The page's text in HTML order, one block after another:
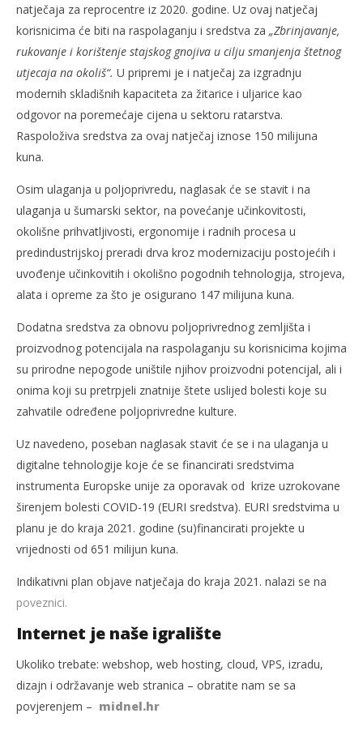
natječaja za reprocentre iz 2020. godine. Uz ovaj natječaj
korisnicima će biti na raspolaganju i sredstva za „Zbrinjavanje,
rukovanje i korištenje stajskog gnojiva u cilju smanjenja štetnog
utjecaja na okoliš“. U pripremi je i natječaj za izgradnju
modernih skladišnih kapaciteta za žitarice i uljarice kao
odgovor na poremećaje cijena u sektoru ratarstva.
Raspoloživa sredstva za ovaj natječaj iznose 150 milijuna
kuna.
Osim ulaganja u poljoprivredu, naglasak će se stavit i na
ulaganja u šumarski sektor, na povećanje učinkovitosti,
okolišne prihvatljivosti, ergonomije i radnih procesa u
predindustrijskoj preradi drva kroz modernizaciju postojećih i
uvođenje učinkovitih i okolišno pogodnih tehnologija, strojeva,
alata i opreme za što je osigurano 147 milijuna kuna.
Dodatna sredstva za obnovu poljoprivrednog zemljišta i
proizvodnog potencijala na raspolaganju su korisnicima kojima
su prirodne nepogode uništile njihov proizvodni potencijal, ali i
onima koji su pretrpjeli znatnije štete uslijed bolesti koje su
zahvatile određene poljoprivredne kulture.
Uz navedeno, poseban naglasak stavit će se i na ulaganja u
digitalne tehnologije koje će se financirati sredstvima
instrumenta Europske unije za oporavak od krize uzrokovane
širenjem bolesti COVID-19 (EURI sredstva). EURI sredstvima u
planu je do kraja 2021. godine (su)financirati projekte u
vrijednosti od 651 milijun kuna.
Indikativni plan objave natječaja do kraja 2021. nalazi se na
poveznici.
Internet je naše igralište
Ukoliko trebate: webshop, web hosting, cloud, VPS, izradu,
dizajn i održavanje web stranica – obratite nam se sa
povjerenjem – midnel.hr